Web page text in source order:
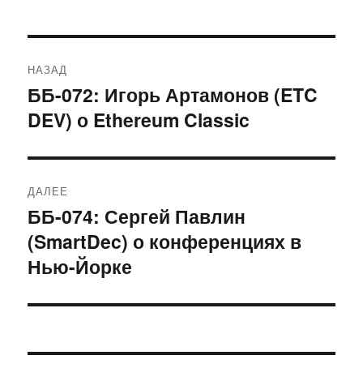
по
записям
НАЗАД
Предыдущая
запись:
ББ-072: Игорь Артамонов (ETC
DEV) о Ethereum Classic
ДАЛЕЕ
Следующая
запись:
ББ-074: Сергей Павлин
(SmartDec) о конференциях в
Нью-Йорке